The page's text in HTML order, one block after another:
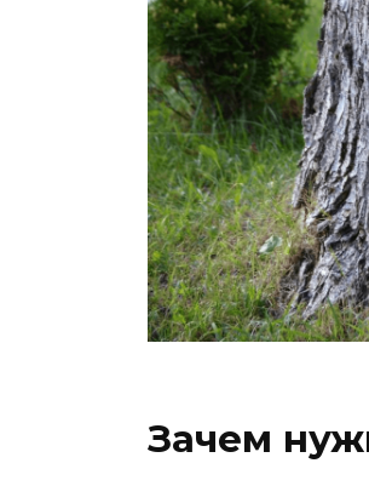
Зачем